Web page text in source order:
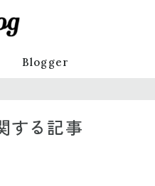
Blogger
する記事